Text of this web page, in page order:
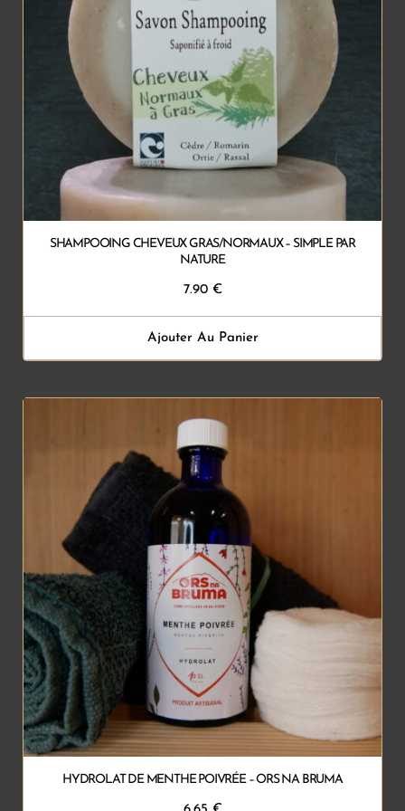
SHAMPOOING CHEVEUX GRAS/NORMAUX – SIMPLE PAR
NATURE
7.90 €
Ajouter Au Panier
HYDROLAT DE MENTHE POIVRÉE – ORS NA BRUMA